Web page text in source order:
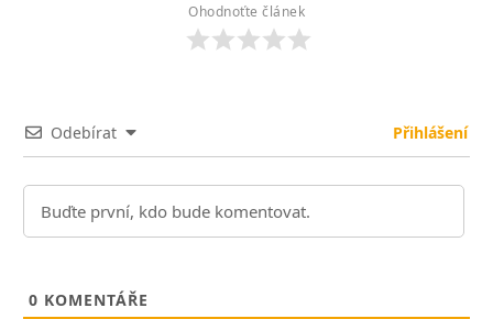
Ohodnoťte článek
Odebírat Přihlášení
0 KOMENTÁŘE